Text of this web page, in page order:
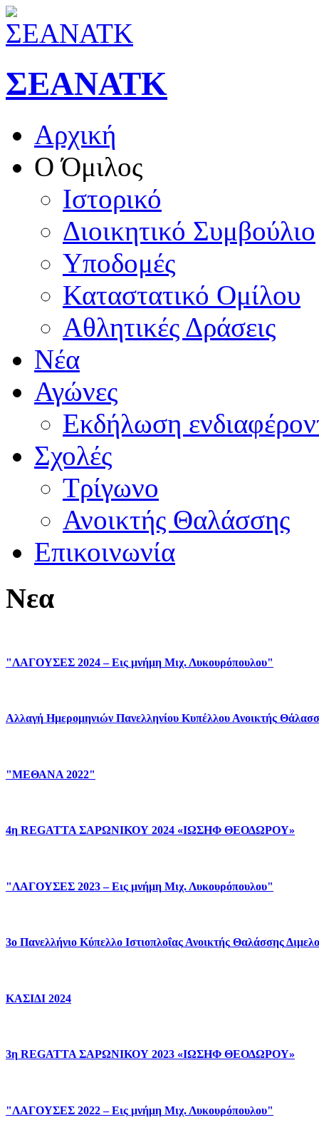
ΣΕΑΝΑΤΚ
Αρχική
Ο Όμιλος
Ιστορικό
Διοικητικό Συμβούλιο
Υποδομές
Καταστατικό Ομίλου
Αθλητικές Δράσεις
Νέα
Αγώνες
Εκδήλωση
Σχολές
Τρίγωνο
Ανοικτής Θαλάσσης
Επικοινωνία
Νεα
"ΛΑΓΟΥΣΕΣ 2024 – Εις μνήμη Μιχ. Λυκουρόπουλου"
Αλλαγή Ημερομηνιών Πανελληνίου Κυπέλλου Ανοικτής
"ΜΕΘΑΝΑ 2022"
4η REGATTA ΣΑΡΩΝΙΚΟΥ 2024 «ΙΩΣΗΦ ΘΕΟΔΩΡΟΥ»
"ΛΑΓΟΥΣΕΣ 2023 – Εις μνήμη Μιχ. Λυκουρόπουλου"
3ο Πανελλήνιο Κύπελλο Ιστιοπλοΐας Ανοικτής Θαλάσσης
ΚΑΣΙΔΙ 2024
3η REGATTA ΣΑΡΩΝΙΚΟΥ 2023 «ΙΩΣΗΦ ΘΕΟΔΩΡΟΥ»
"ΛΑΓΟΥΣΕΣ 2022 – Εις μνήμη Μιχ. Λυκουρόπουλου"